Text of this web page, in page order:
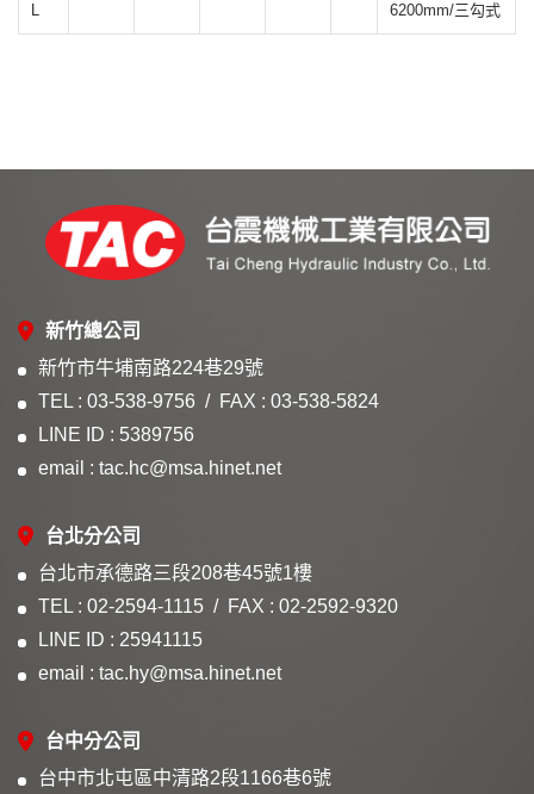
L
6200mm/三勾式
新竹總公司
新竹市牛埔南路224巷29號
TEL : 03-538-9756
FAX : 03-538-5824
LINE ID : 5389756
email : tac.hc@msa.hinet.net
台北分公司
台北市承德路三段208巷45號1樓
TEL : 02-2594-1115
FAX : 02-2592-9320
LINE ID : 25941115
email : tac.hy@msa.hinet.net
台中分公司
台中市北屯區中清路2段1166巷6號